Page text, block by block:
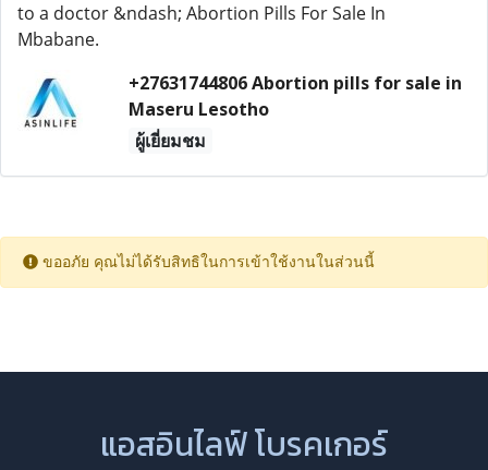
to a doctor &ndash; Abortion Pills For Sale In
Mbabane.
+27631744806 Abortion pills for sale in
Maseru Lesotho
ผู้เยี่ยมชม
ขออภัย คุณไม่ได้รับสิทธิในการเข้าใช้งานในส่วนนี้
แอสอินไลฟ์ โบรคเกอร์